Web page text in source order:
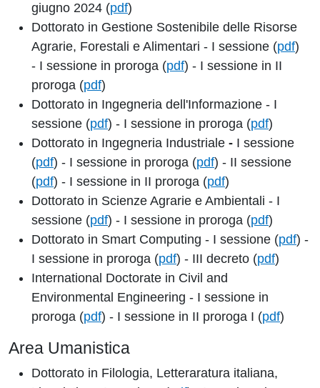
giugno 2024 (pdf)
Dottorato in Gestione Sostenibile delle Risorse
Agrarie, Forestali e Alimentari - I sessione (pdf)
- I sessione in proroga (pdf) - I sessione in II
proroga (pdf)
Dottorato in Ingegneria dell'Informazione - I
sessione (pdf) - I sessione in proroga (pdf)
Dottorato in Ingegneria Industriale - I sessione
(pdf) - I sessione in proroga (pdf) - II sessione
(pdf) - I sessione in II proroga (pdf)
Dottorato in Scienze Agrarie e Ambientali - I
sessione (pdf) - I sessione in proroga (pdf)
Dottorato in Smart Computing - I sessione (pdf) -
I sessione in proroga (pdf) - III decreto (pdf)
International Doctorate in Civil and
Environmental Engineering - I sessione in
proroga (pdf) - I sessione in II proroga I (pdf)
Area Umanistica
Dottorato in Filologia, Letteraratura italiana,